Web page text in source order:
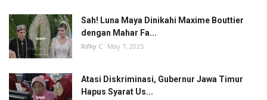
Sah! Luna Maya Dinikahi Maxime Bouttier
dengan Mahar Fa...
Rifky C May 7, 2025
Atasi Diskriminasi, Gubernur Jawa Timur
Hapus Syarat Us...